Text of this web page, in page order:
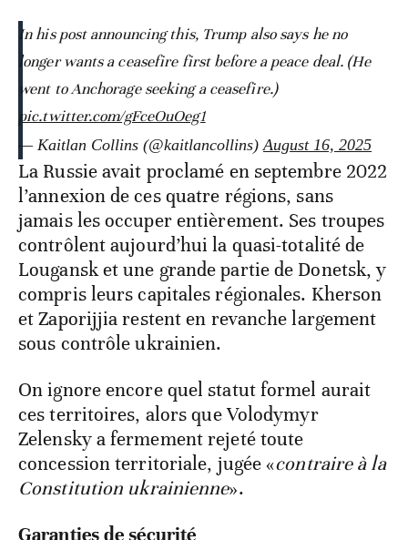
In his post announcing this, Trump also says he no
longer wants a ceasefire first before a peace deal. (He
went to Anchorage seeking a ceasefire.)
pic.twitter.com/gFceOuOeg1
— Kaitlan Collins (@kaitlancollins)August 16, 2025
La Russie avait proclamé en septembre 2022
l’annexion de ces quatre régions, sans
jamais les occuper entièrement. Ses troupes
contrôlent aujourd’hui la quasi-totalité de
Lougansk et une grande partie de Donetsk, y
compris leurs capitales régionales. Kherson
et Zaporijjia restent en revanche largement
sous contrôle ukrainien.
On ignore encore quel statut formel aurait
ces territoires, alors que Volodymyr
Zelensky a fermement rejeté toute
concession territoriale, jugée «contraire à la
Constitution ukrainienne».
Garanties de sécurité